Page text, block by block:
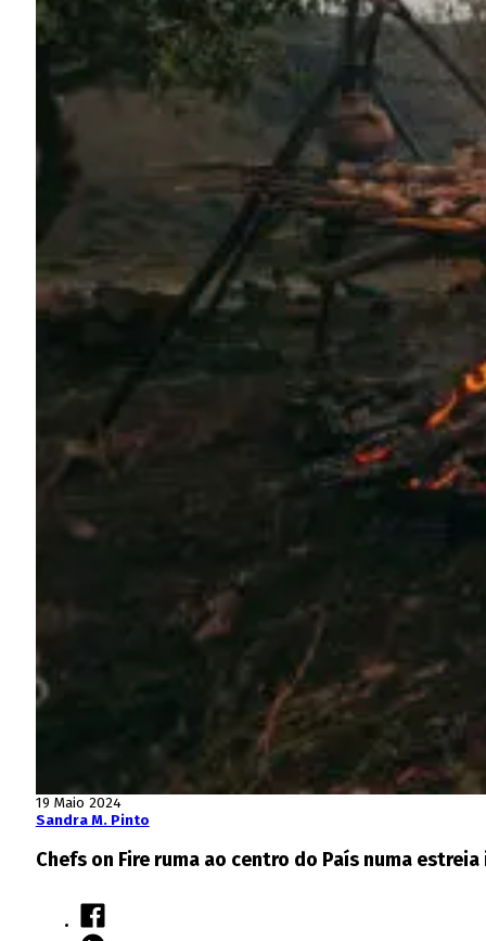
19 Maio 2024
Sandra M. Pinto
Chefs on Fire ruma ao centro do País numa